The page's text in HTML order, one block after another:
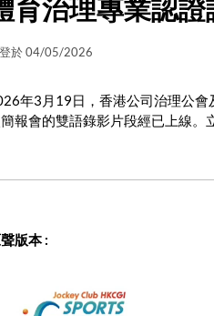
育治理專業認
於 04/05/2026
年3月19日，香港公司治理公會
報會的雙語錄影片段經已上線。
版本 :